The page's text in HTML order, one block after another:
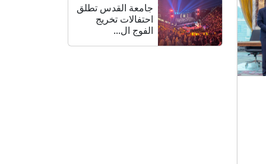
جامعة القدس تطلق
احتفالات تخريج
الفوج ال...